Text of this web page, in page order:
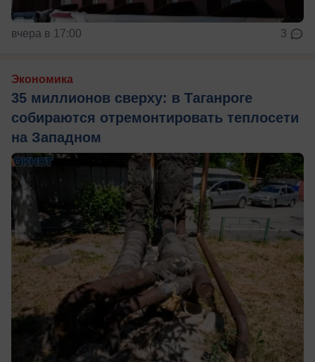
вчера в 17:00 3
Экономика
35 миллионов сверху: в Таганроге
собираются отремонтировать теплосети
на Западном